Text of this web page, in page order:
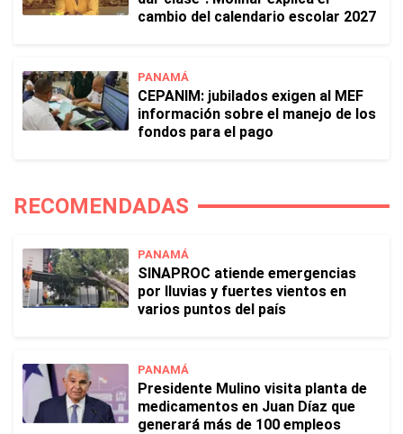
cambio del calendario escolar 2027
PANAMÁ
CEPANIM: jubilados exigen al MEF
información sobre el manejo de los
fondos para el pago
RECOMENDADAS
PANAMÁ
SINAPROC atiende emergencias
por lluvias y fuertes vientos en
varios puntos del país
PANAMÁ
Presidente Mulino visita planta de
medicamentos en Juan Díaz que
generará más de 100 empleos